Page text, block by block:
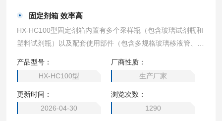
固定剂箱 效率高
HX-HC100型固定剂箱内置有多个采样瓶（包含玻璃试剂瓶和
塑料试剂瓶）以及配套使用部件（包含多规格玻璃移液管、一
针对水样添加各类化学试剂。固定剂箱 效率高
产品型号：
HX-HC100型
厂商性质：
生产厂家
更新时间：
2026-04-30
浏览次数：
1290